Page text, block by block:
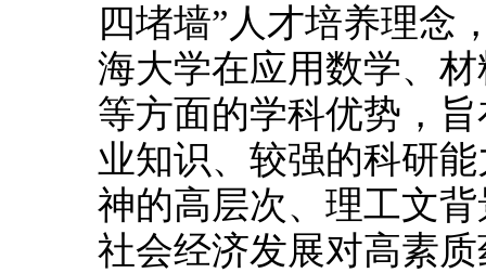
四堵墙”人才培养理念
海大学在应用数学、
等方面的学科优势，
业知识、较强的科研
神的高层次、理工文
社会经济发展对高素